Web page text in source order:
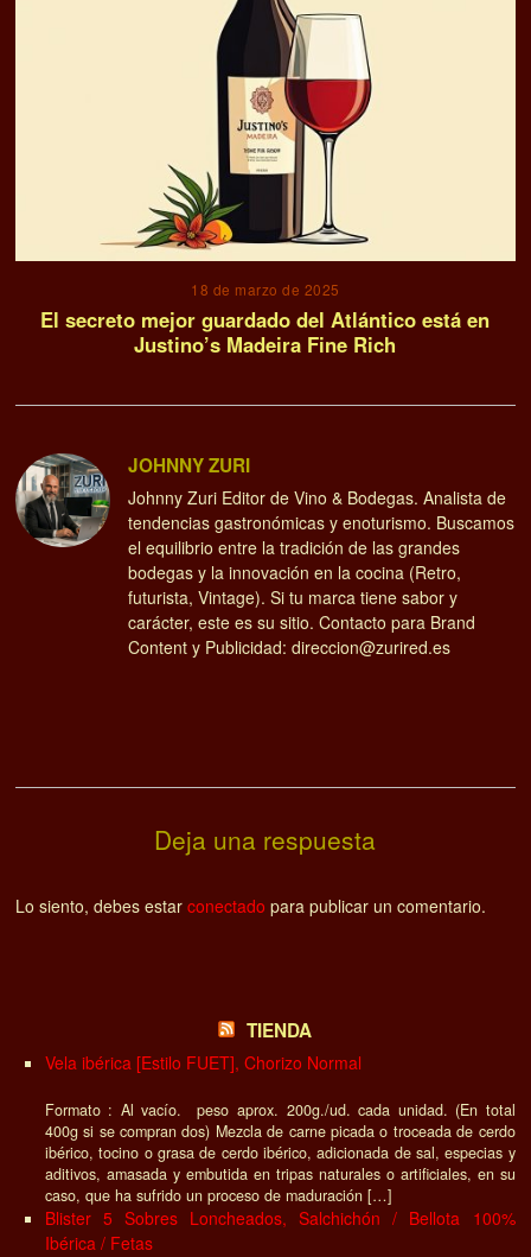
18 de marzo de 2025
El secreto mejor guardado del Atlántico está en
Justino’s Madeira Fine Rich
JOHNNY ZURI
Johnny Zuri Editor de Vino & Bodegas. Analista de
tendencias gastronómicas y enoturismo. Buscamos
el equilibrio entre la tradición de las grandes
bodegas y la innovación en la cocina (Retro,
futurista, Vintage). Si tu marca tiene sabor y
carácter, este es su sitio. Contacto para Brand
Content y Publicidad: direccion@zurired.es
Deja una respuesta
Lo siento, debes estarconectado para publicar un comentario.
TIENDA
Vela ibérica [Estilo FUET], Chorizo Normal
Formato : Al vacío. peso aprox. 200g./ud. cada unidad. (En total
400g si se compran dos) Mezcla de carne picada o troceada de cerdo
ibérico, tocino o grasa de cerdo ibérico, adicionada de sal, especias y
aditivos, amasada y embutida en tripas naturales o artificiales, en su
caso, que ha sufrido un proceso de maduración […]
Blister 5 Sobres Loncheados, Salchichón / Bellota 100%
Ibérica / Fetas